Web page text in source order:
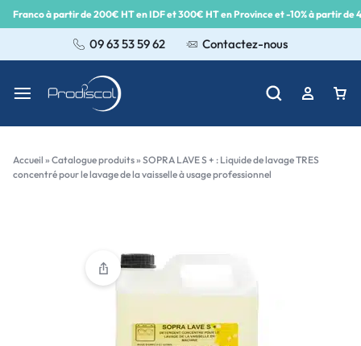
Franco à partir de 200€ HT en IDF et 300€ HT en Province et -10% à partir de
09 63 53 59 62 Contactez-nous
Accueil » Catalogue produits» SOPRA LAVE S + : Liquide de lavage TRES
concentré pour le lavage de la vaisselle à usage professionnel